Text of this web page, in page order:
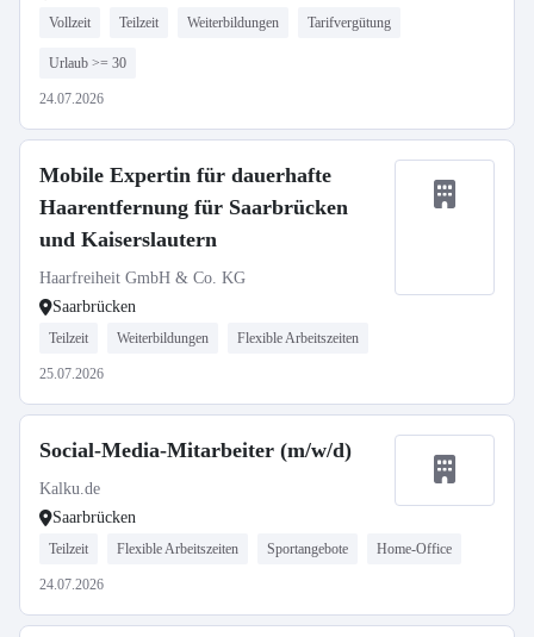
Vollzeit Teilzeit Weiterbildungen Tarifvergütung
Urlaub >= 30
24.07.2026
Mobile Expertin für dauerhafte
Haarentfernung für Saarbrücken
und Kaiserslautern
Haarfreiheit GmbH & Co. KG
Saarbrücken
Teilzeit Weiterbildungen Flexible Arbeitszeiten
25.07.2026
Social-Media-Mitarbeiter (m/w/d)
Kalku.de
Saarbrücken
Teilzeit Flexible Arbeitszeiten Sportangebote Home-Office
24.07.2026